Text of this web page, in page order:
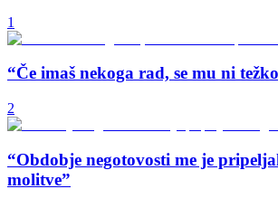
1
“Če imaš nekoga rad, se mu ni
2
“Obdobje negotovosti me je
molitve”